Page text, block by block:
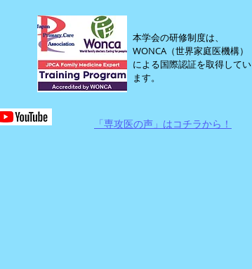
本学会の研修制度は、
WONCA（世界家庭医機構）
による国際認証を取得してい
ます。
「専攻医の声」は​コチラから！